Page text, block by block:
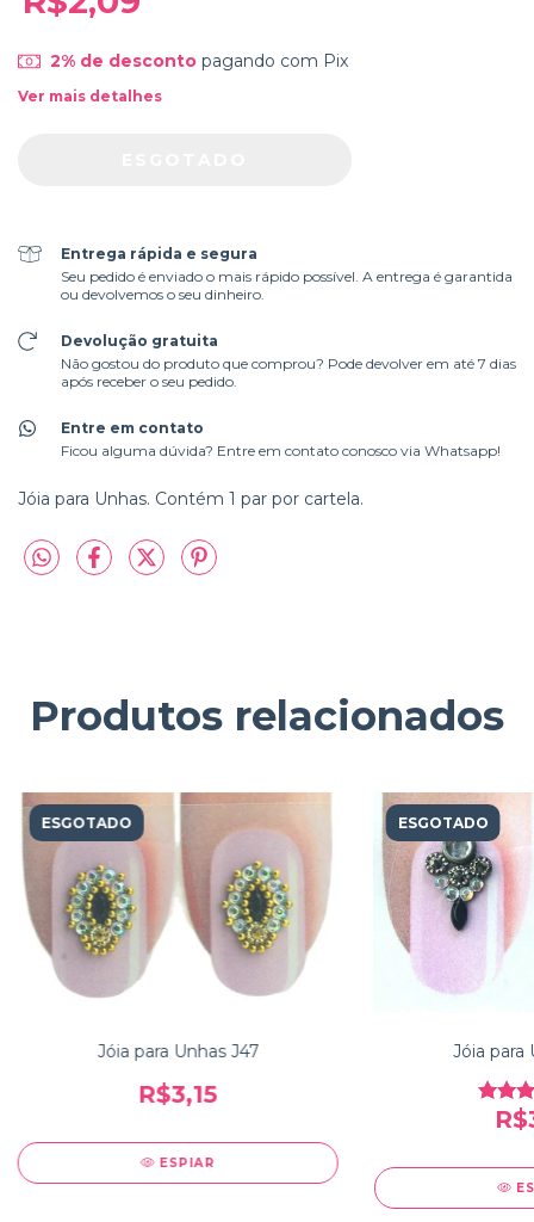
2% de descontopagando com Pix
Ver mais detalhes
Entrega rápida e segura
Seu pedido é enviado o mais rápido possível. A entrega é garantida
ou devolvemos o seu dinheiro.
Devolução gratuita
Não gostou do produto que comprou? Pode devolver em até 7 dias
após receber o seu pedido.
Entre em contato
Ficou alguma dúvida? Entre em contato conosco via Whatsapp!
Jóia para Unhas. Contém 1 par por cartela.
Produtos relacionados
ESGOTADO
Jóia para Unhas J47
R$3,15
ESPIAR
ESGOTADO
Jóia para